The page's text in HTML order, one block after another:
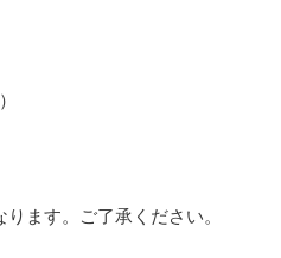
ます。ご了承ください。